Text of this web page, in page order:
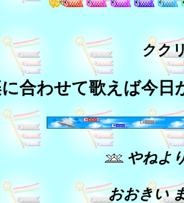
クク
合わせて歌えば今日
やねよ
おおきい